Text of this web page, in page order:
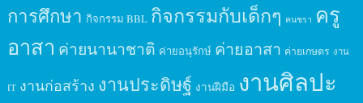
การศึกษา กิจกรรม BBL กิจกรรมกับเด็กๆ คนชรา ครู
อาสา ค่ายนานาชาติ ค่ายอนุรักษ์ ค่ายอาสา ค่ายเกษตร งาน
IT งานก่อสร้าง งานประดิษฐ์ งานฝีมือ งานศิลปะ